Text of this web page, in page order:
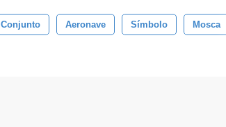
Conjunto Aeronave Símbolo Mosca